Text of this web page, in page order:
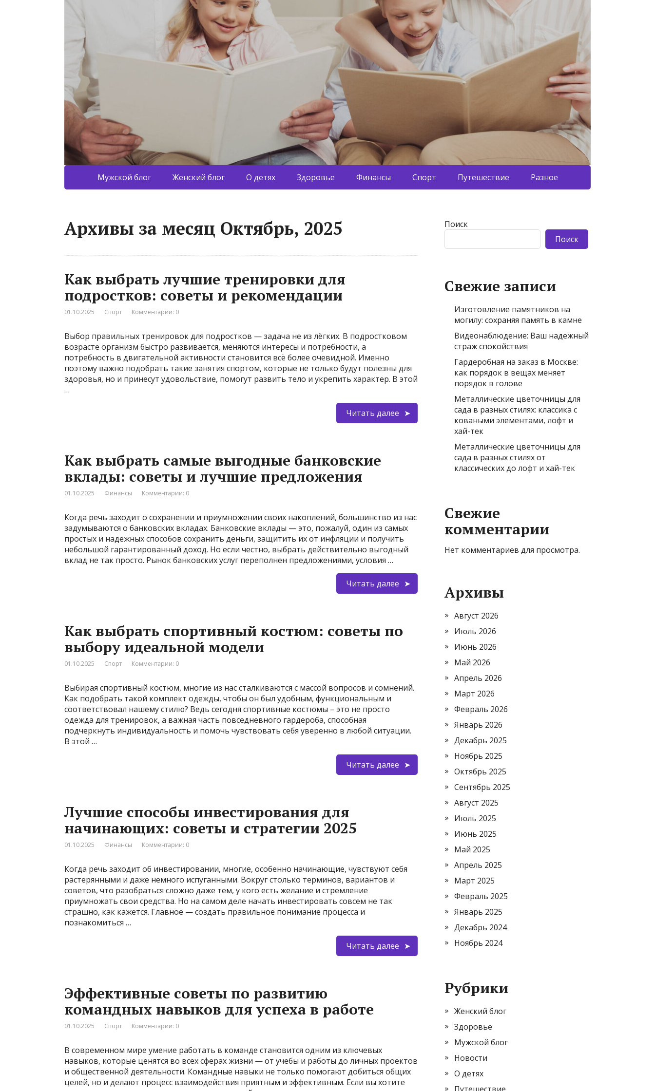
Мужской блог Женский блог О детях Здоровье Финансы Спорт Путешествие Разное
Архивы за месяц Октябрь, 2025
Как выбрать лучшие тренировки для
подростков: советы и рекомендации
01.10.2025 Спорт Комментарии: 0
Выбор правильных тренировок для подростков — задача не из лёгких. В подростковом
возрасте организм быстро развивается, меняются интересы и потребности, а
потребность в двигательной активности становится всё более очевидной. Именно
поэтому важно подобрать такие занятия спортом, которые не только будут полезны для
здоровья, но и принесут удовольствие, помогут развить тело и укрепить характер. В этой
…
Читать далее
Как выбрать самые выгодные банковские
вклады: советы и лучшие предложения
01.10.2025 Финансы Комментарии: 0
Когда речь заходит о сохранении и приумножении своих накоплений, большинство из нас
задумываются о банковских вкладах. Банковские вклады — это, пожалуй, один из самых
простых и надежных способов сохранить деньги, защитить их от инфляции и получить
небольшой гарантированный доход. Но если честно, выбрать действительно выгодный
вклад не так просто. Рынок банковских услуг переполнен предложениями, условия …
Читать далее
Как выбрать спортивный костюм: советы по
выбору идеальной модели
01.10.2025 Спорт Комментарии: 0
Выбирая спортивный костюм, многие из нас сталкиваются с массой вопросов и сомнений.
Как подобрать такой комплект одежды, чтобы он был удобным, функциональным и
соответствовал нашему стилю? Ведь сегодня спортивные костюмы – это не просто
одежда для тренировок, а важная часть повседневного гардероба, способная
подчеркнуть индивидуальность и помочь чувствовать себя уверенно в любой ситуации.
В этой …
Читать далее
Лучшие способы инвестирования для
начинающих: советы и стратегии 2025
01.10.2025 Финансы Комментарии: 0
Когда речь заходит об инвестировании, многие, особенно начинающие, чувствуют себя
растерянными и даже немного испуганными. Вокруг столько терминов, вариантов и
советов, что разобраться сложно даже тем, у кого есть желание и стремление
приумножать свои средства. Но на самом деле начать инвестировать совсем не так
страшно, как кажется. Главное — создать правильное понимание процесса и
познакомиться …
Читать далее
Эффективные советы по развитию
командных навыков для успеха в работе
01.10.2025 Спорт Комментарии: 0
В современном мире умение работать в команде становится одним из ключевых
навыков, которые ценятся во всех сферах жизни — от учебы и работы до личных проектов
и общественной деятельности. Командные навыки не только помогают добиться общих
целей, но и делают процесс взаимодействия приятным и эффективным. Если вы хотите
Поиск
Поиск
Свежие записи
Изготовление памятников на
могилу: сохраняя память в камне
Видеонаблюдение: Ваш надежный
страж спокойствия
Гардеробная на заказ в Москве:
как порядок в вещах меняет
порядок в голове
Металлические цветочницы для
сада в разных стилях: классика с
коваными элементами, лофт и
хай-тек
Металлические цветочницы для
сада в разных стилях от
классических до лофт и хай-тек
Свежие
комментарии
Нет комментариев для просмотра.
Архивы
Август 2026
Июль 2026
Июнь 2026
Май 2026
Апрель 2026
Март 2026
Февраль 2026
Январь 2026
Декабрь 2025
Ноябрь 2025
Октябрь 2025
Сентябрь 2025
Август 2025
Июль 2025
Июнь 2025
Май 2025
Апрель 2025
Март 2025
Февраль 2025
Январь 2025
Декабрь 2024
Ноябрь 2024
Рубрики
Женский блог
Здоровье
Мужской блог
Новости
О детях
Путешествие